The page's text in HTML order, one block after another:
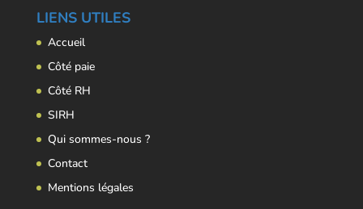
LIENS UTILES
Accueil
Côté paie
Côté RH
SIRH
Qui sommes-nous ?
Contact
Mentions légales